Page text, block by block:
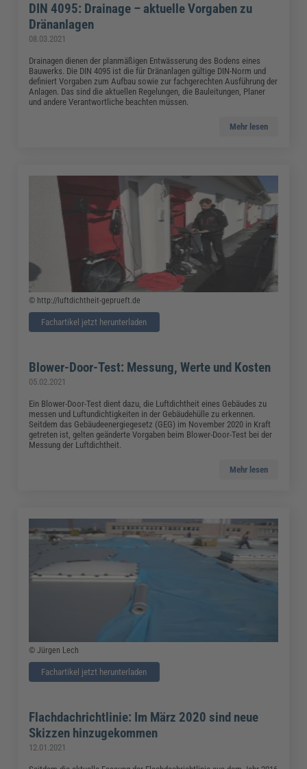
DIN 4095: Drainage – aktuelle Vorgaben zu
Dränanlagen
08.03.2021
Drainagen dienen der planmäßigen Entwässerung des Bodens eines
Bauwerks. Die DIN 4095 ist die für Dränanlagen gültige DIN-Norm und
definiert Vorgaben zum Aufbau sowie zur fachgerechten Ausführung der
Anlagen. Das sind die aktuellen Regelungen, die Bauleitungen, Planer
und andere Verantwortliche beachten müssen.
Mehr lesen
© http://luftdichtheit-geprueft.de
Fachartikel jetzt herunterladen
Blower-Door-Test: Messung, Werte und Kosten
05.02.2021
Ein Blower-Door-Test dient dazu, die Luftdichtheit eines Gebäudes zu
messen und Luftundichtigkeiten in der Gebäudehülle zu erkennen.
Seitdem das Gebäudeenergiegesetz (GEG) im November 2020 in Kraft
getreten ist, gelten geänderte Vorgaben beim Blower-Door-Test bei der
Messung der Luftdichtheit.
Mehr lesen
© Jürgen Lech
Fachartikel jetzt herunterladen
Flachdachrichtlinie: Im März 2020 sind neue
Skizzen hinzugekommen
12.01.2021